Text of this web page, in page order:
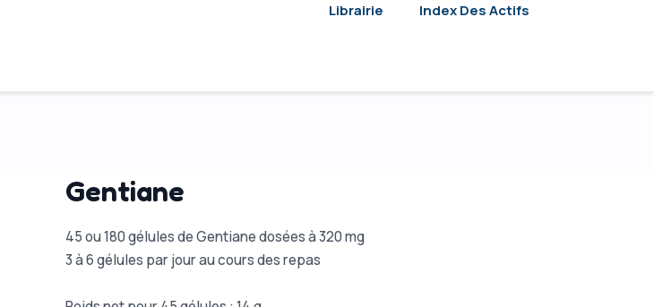
Librairie Index Des Actifs
Gentiane
45 ou 180 gélules de Gentiane dosées à 320 mg
3 à 6 gélules par jour au cours des repas